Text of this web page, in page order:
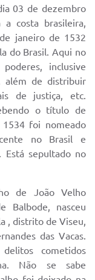
03 de dezembro
costa brasileira,
janeiro de 1532
do Brasil. Aqui no
inclusive
além de distribuir
de justiça, etc.
o título de
foi nomeado
no Brasil e
Está sepultado no
de João Velho
Balbode, nasceu
, distrito de Viseu,
das Vacas.
cometidos
Não se sabe